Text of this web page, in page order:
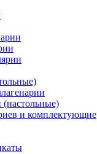
и комплектующие